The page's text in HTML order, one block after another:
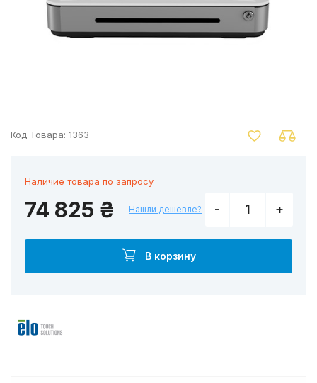
Код Товара: 1363
Наличие товара по запросу
74 825 ₴ Нашли дешевле? - +
В корзину